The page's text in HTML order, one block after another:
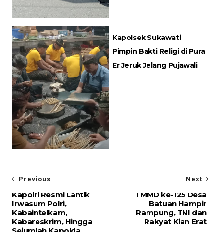
Kapolsek Sukawati
Pimpin Bakti Religi di Pura
Er Jeruk Jelang Pujawali
Next
TMMD ke-125 Desa
Batuan Hampir
Rampung, TNI dan
Rakyat Kian Erat
Previous
Kapolri Resmi Lantik
Irwasum Polri,
Kabaintelkam,
Kabareskrim, Hingga